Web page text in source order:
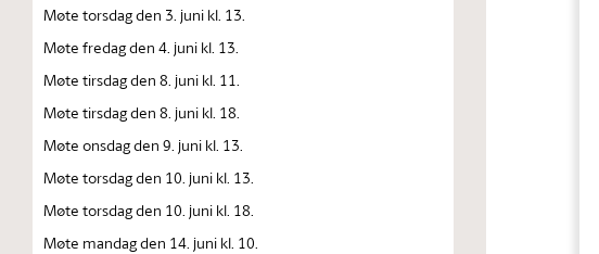
Møte torsdag den 3. juni kl. 13.
Møte fredag den 4. juni kl. 13.
Møte tirsdag den 8. juni kl. 11.
Møte tirsdag den 8. juni kl. 18.
Møte onsdag den 9. juni kl. 13.
Møte torsdag den 10. juni kl. 13.
Møte torsdag den 10. juni kl. 18.
Møte mandag den 14. juni kl. 10.